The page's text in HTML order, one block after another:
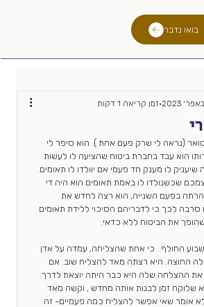
בואו נדבר
זמן קריאה 1 דקות
(נראה לי שרק פעם אחת ). הוא סיפר לי
הוא עבד בחברת ביטוח שהציעה לו לעשות
לו מענק חד פעמי אם יוולדו לו תאומים.
שכשנולדו לו באמת תאומים הוא היה די
בפעם השנייה, הוא רצה לחדש את
סרבה לכך כי לדבריהם הסיכוי ללידת תאומים
את הביטוח ללא כדאי.
החולף.  כי אחת שהצליחה, עמדה על אדן
החוצה. היא רצתה מאד להצליח שוב. אם
את ההצלחה שלה היא כבר היתה יוצאת לדרך.
שלוקח זמן לבנות אותה מחדש , וקשה מאד
אומר שאי אפשר להצליח כמה פעמיים- זה